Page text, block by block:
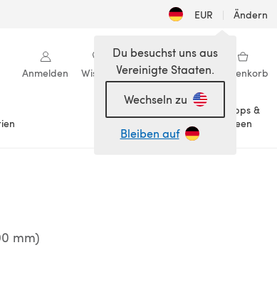
EUR | Ändern
Anmelden Wishlist Meine Bibliothek Warenkorb
Anlässe
Tipps &
Ideen
Du besuchst uns aus
Vereinigte Staaten.
Wechseln zu
Bleiben auf
mm)